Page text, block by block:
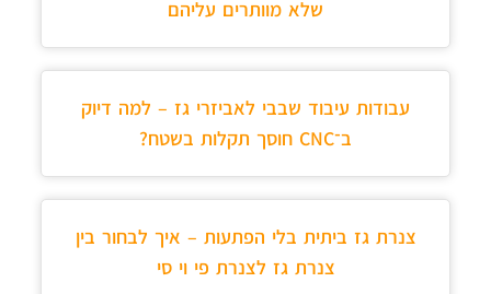
שלא מוותרים עליהם
עבודות עיבוד שבבי לאביזרי גז – למה דיוק
ב־CNC חוסך תקלות בשטח?
צנרת גז ביתית בלי הפתעות – איך לבחור בין
צנרת גז לצנרת פי וי סי